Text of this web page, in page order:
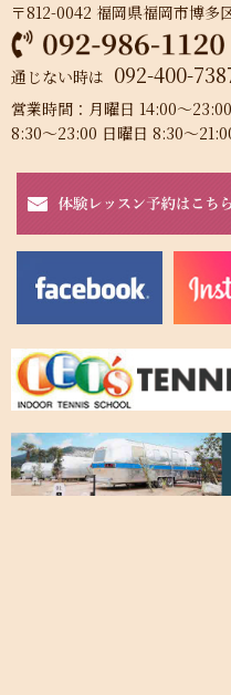
〒812-0042 福岡県福岡市博多
通じない時は 092-400-
営業時間：月曜日 14:00～
8:30～23:00 日曜日 8:30～